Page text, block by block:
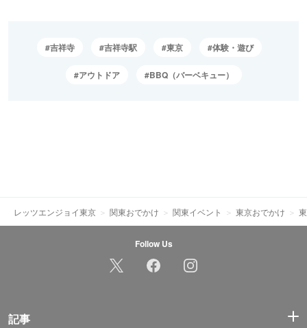
吉祥寺 吉祥寺駅 東京 体験・遊び
アウトドア BBQ（バーベキュー）
レッツエンジョイ東京 関東おでかけ 関東イベント 東京おでかけ
Follow Us
記事